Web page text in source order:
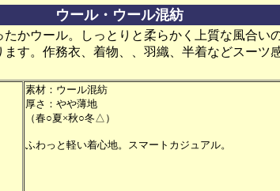
ウール・ウール混紡
かウール。しっとりと柔らかく上質な風合い
す。作務衣、着物、、羽織、半着などスーツ
素材：ウール混紡
厚さ：やや薄地
（春○夏×秋○冬△）
ふわっと軽い着心地。スマートカジュアル。